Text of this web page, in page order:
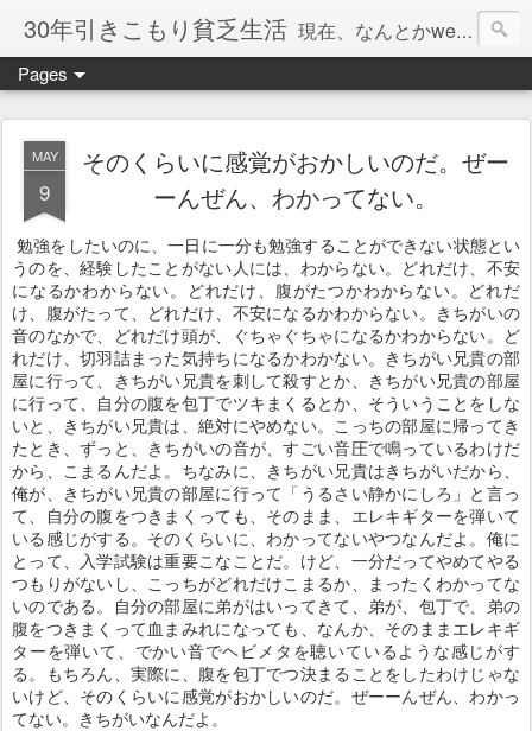
30年引きこもり貧乏生活 現在、なんとかweb系の仕事で食べています。このブログで扱う問題は「この世とはなにか」「人生とはなにか」「人間とはなにか」「強迫神経症の原因と解決法」「うつ病の原因と寄り添う方法」「家族の問題」などについてです。
Pages
MAY
9
そのくらいに感覚がおかしいのだ。ぜー
ーんぜん、わかってない。
勉強をしたいのに、一日に一分も勉強することができない状態とい
うのを、経験したことがない人には、わからない。どれだけ、不安
になるかわからない。どれだけ、腹がたつかわからない。どれだ
け、腹がたって、どれだけ、不安になるかわからない。きちがいの
音のなかで、どれだけ頭が、ぐちゃぐちゃになるかわからない。ど
れだけ、切羽詰まった気持ちになるかわかない。きちがい兄貴の部
屋に行って、きちがい兄貴を刺して殺すとか、きちがい兄貴の部屋
に行って、自分の腹を包丁でツキまくるとか、そういうことをしな
いと、きちがい兄貴は、絶対にやめない。こっちの部屋に帰ってき
たとき、ずっと、きちがいの音が、すごい音圧で鳴っているわけだ
から、こまるんだよ。ちなみに、きちがい兄貴はきちがいだから、
俺が、きちがい兄貴の部屋に行って「うるさい静かにしろ」と言っ
て、自分の腹をつきまくっても、そのまま、エレキギターを弾いて
いる感じがする。そのくらいに、わかってないやつなんだよ。俺に
とって、入学試験は重要こなことだ。けど、一分だってやめてやる
つもりがないし、こっちがどれだけこまるか、まったくわかってな
いのである。自分の部屋に弟がはいってきて、弟が、包丁で、弟の
腹をつきまくって血まみれになっても、なんか、そのままエレキギ
ターを弾いて、でかい音でヘビメタを聴いているような感じがす
る。もちろん、実際に、腹を包丁でつ決まることをしたわけじゃな
いけど、そのくらいに感覚がおかしいのだ。ぜーーんぜん、わかっ
てない。きちがいなんだよ。